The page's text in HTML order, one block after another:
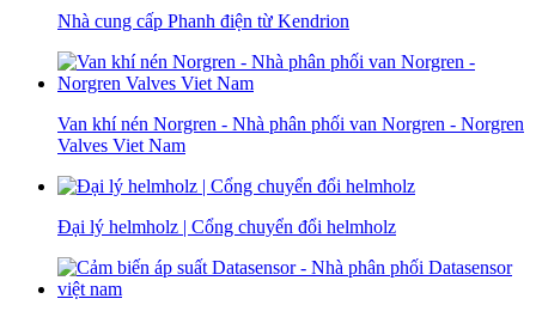
Nhà cung cấp Phanh điện từ Kendrion
Van khí nén Norgren - Nhà phân phối van Norgren - Norgren
Valves Viet Nam
Đại lý helmholz | Cổng chuyển đổi helmholz